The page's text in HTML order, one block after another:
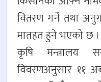
वितरण गर्ने तथा
मातहत हुने भएको छ ।
कृषि मन्त्रालय
विवरणअनुसार ११